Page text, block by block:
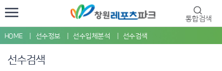
통합검색
HOME 선수정보 선수입체분석 선수검색
선수검색